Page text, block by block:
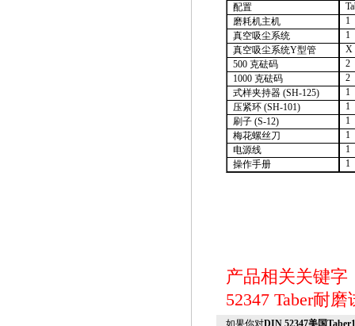
配置
磨耗机主机
1
真空吸尘系统
1
真空吸尘系统Y型管
X
500 克砝码
2
1000 克砝码
2
式样夹持器(SH-125)
1
压紧环(SH-101)
1
刷子(S-12)
1
梅花螺丝刀
1
电源线
1
操作手册
1
产品相关关键
52347 Taber耐磨
如果你对DIN 52347美国